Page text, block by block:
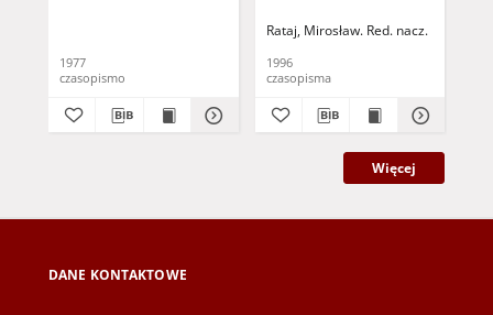
1977
czasopismo
Rataj, Mirosław. Red. nacz.
1996
czasopisma
Więcej
DANE KONTAKTOWE